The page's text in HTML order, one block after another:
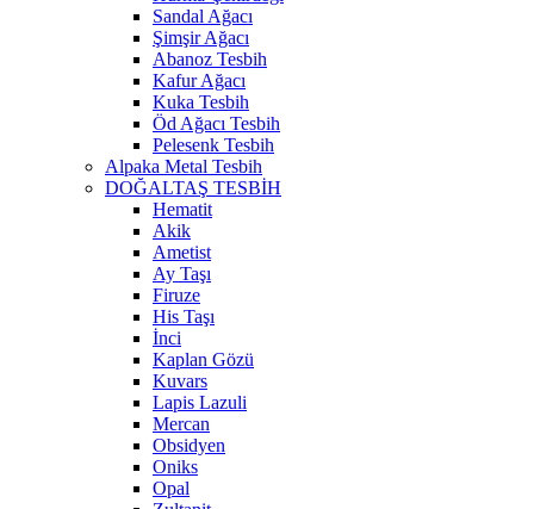
Sandal Ağacı
Şimşir Ağacı
Abanoz Tesbih
Kafur Ağacı
Kuka Tesbih
Öd Ağacı Tesbih
Pelesenk Tesbih
Alpaka Metal Tesbih
DOĞALTAŞ TESBİH
Hematit
Akik
Ametist
Ay Taşı
Firuze
His Taşı
İnci
Kaplan Gözü
Kuvars
Lapis Lazuli
Mercan
Obsidyen
Oniks
Opal